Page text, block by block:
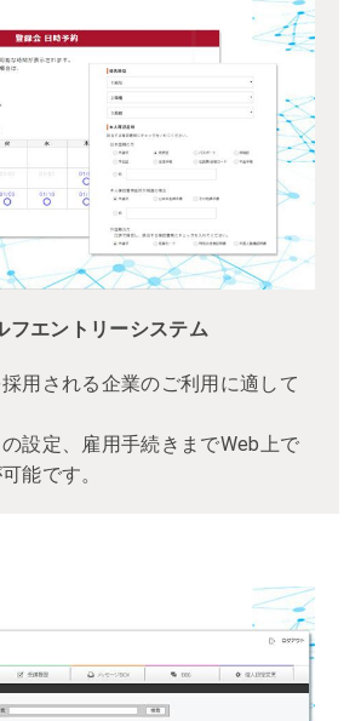
フエントリーシステム
用される企業のご利用に適して
設定、雇用手続きまでWeb上で
能です。